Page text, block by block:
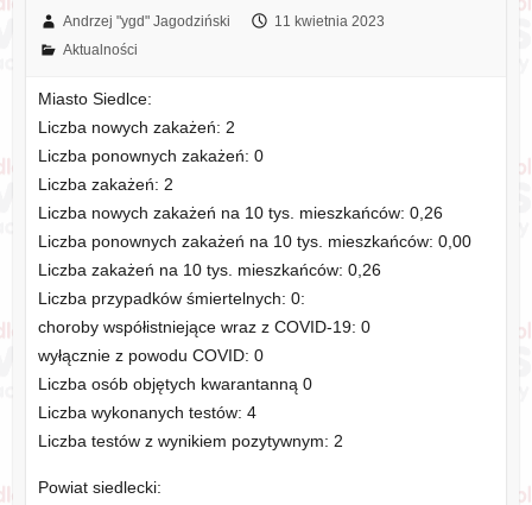
Andrzej "ygd" Jagodziński
11 kwietnia 2023
Aktualności
Miasto Siedlce:
Liczba nowych zakażeń: 2
Liczba ponownych zakażeń: 0
Liczba zakażeń: 2
Liczba nowych zakażeń na 10 tys. mieszkańców: 0,26
Liczba ponownych zakażeń na 10 tys. mieszkańców: 0,00
Liczba zakażeń na 10 tys. mieszkańców: 0,26
Liczba przypadków śmiertelnych: 0:
choroby współistniejące wraz z COVID-19: 0
wyłącznie z powodu COVID: 0
Liczba osób objętych kwarantanną 0
Liczba wykonanych testów: 4
Liczba testów z wynikiem pozytywnym: 2
Powiat siedlecki: